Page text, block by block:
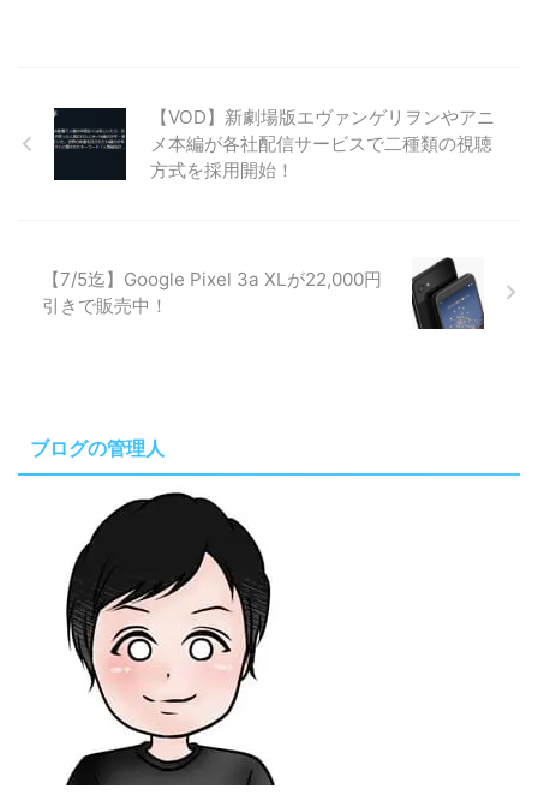
【VOD】新劇場版エヴァンゲリヲンやアニ
メ本編が各社配信サービスで二種類の視聴
方式を採用開始！
【7/5迄】Google Pixel 3a XLが22,000円
引きで販売中！
ブログの管理人